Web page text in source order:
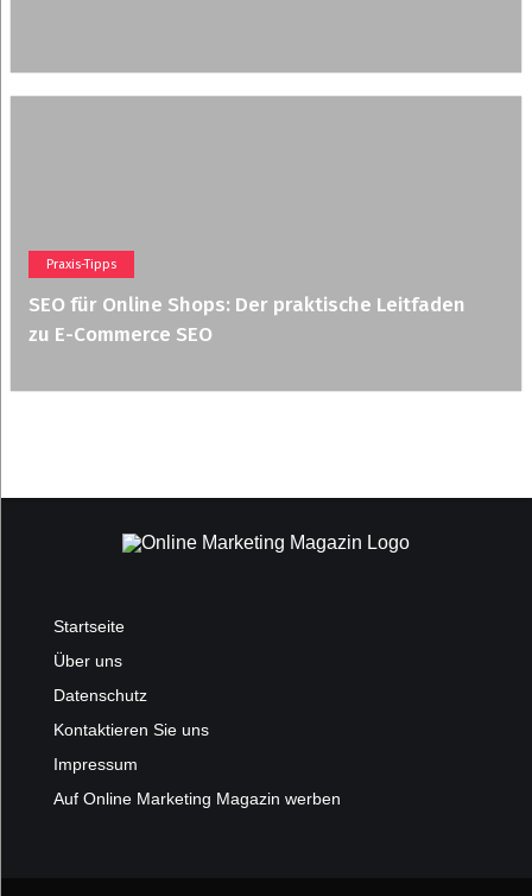
Praxis-Tipps
SEO für Online Shops: Der praktische Leitfaden
zu E-Commerce SEO
Startseite
Über uns
Datenschutz
Kontaktieren Sie uns
Impressum
Auf Online Marketing Magazin werben